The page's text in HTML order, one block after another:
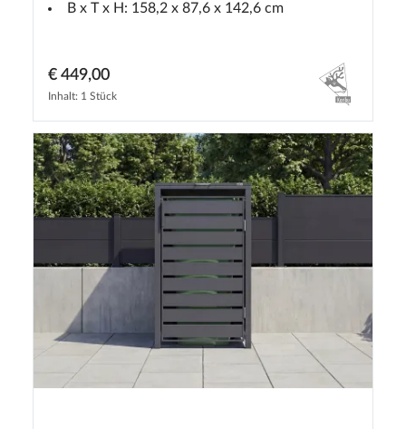
B x T x H: 158,2 x 87,6 x 142,6 cm
€ 449,00
Inhalt: 1 Stück